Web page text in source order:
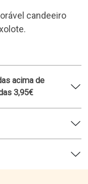
candeeiro
acima de
3,95€